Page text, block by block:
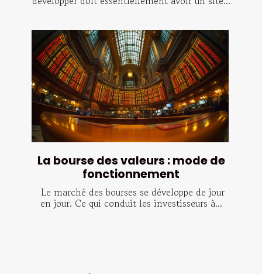
La bourse des valeurs : mode de
fonctionnement
Le marché des bourses se développe de jour
en jour. Ce qui conduit les investisseurs à...